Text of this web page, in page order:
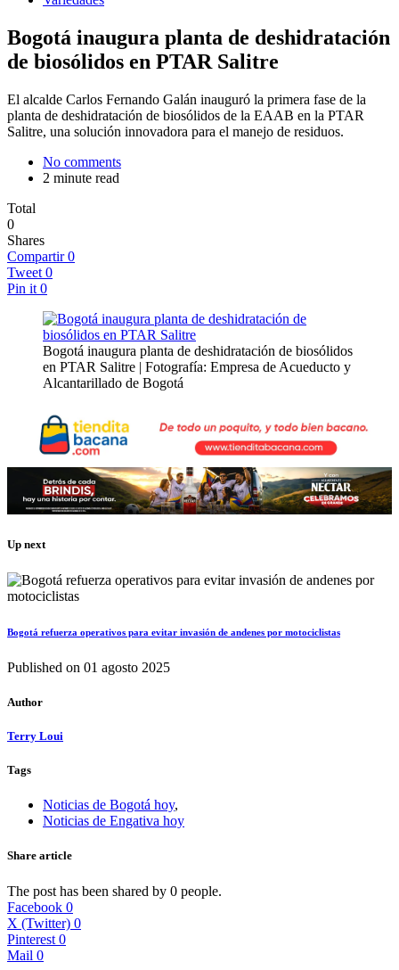
Bogotá inaugura planta de deshidratación
de biosólidos en PTAR Salitre
El alcalde Carlos Fernando Galán inauguró la primera fase de la
planta de deshidratación de biosólidos de la EAAB en la PTAR
Salitre, una solución innovadora para el manejo de residuos.
No comments
2 minute read
Total
0
Shares
Compartir 0
Tweet 0
Pin it 0
Bogotá inaugura planta de deshidratación de biosólidos
en PTAR Salitre | Fotografía: Empresa de Acueducto y
Alcantarillado de Bogotá
Up next
Bogotá refuerza operativos para evitar invasión de andenes por motociclistas
Published on 01 agosto 2025
Author
Terry Loui
Tags
Noticias de Bogotá hoy,
Noticias de Engativa hoy
Share article
The post has been shared by 0 people.
Facebook 0
X (Twitter) 0
Pinterest 0
Mail 0